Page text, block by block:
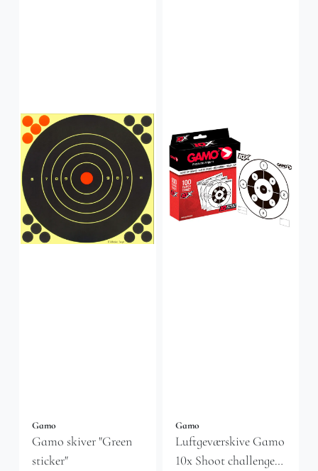
Gamo
Gamo skiver "Green
sticker"
Gamo
Luftgeværskive Gamo
10x Shoot challenge